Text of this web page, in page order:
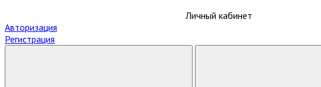
Личный кабинет
Авторизация
Регистрация